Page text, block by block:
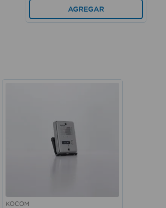
AGREGAR
KOCOM